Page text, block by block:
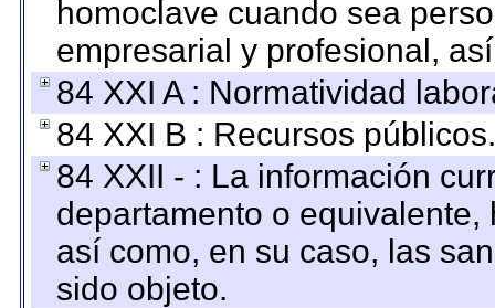
homoclave cuando sea
empresarial y profesional,
84 XXI A : Normatividad
84 XXI B : Recursos públicos.
84 XXII - : La información
departamento o
así como, en su caso, las
sido objeto.